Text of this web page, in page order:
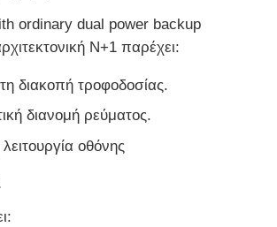
ordinary dual power backup
N+1 παρέχει:
διακοπή τροφοδοσίας.
διανομή ρεύματος.
οθόνης